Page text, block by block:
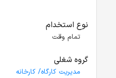
نوع استخدام
تمام وقت
گروه شغلی
مدیریت کارگاه/ کارخانه